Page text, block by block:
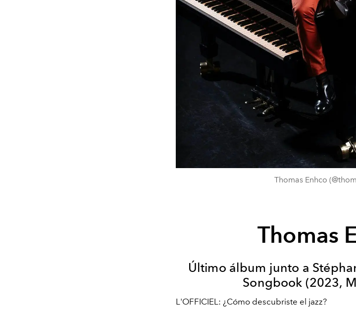
Thomas Enhco
Thomas
Último álbum junto a
Songbook (2023,
L'OFFICIEL: ¿Cómo descubriste el jazz?